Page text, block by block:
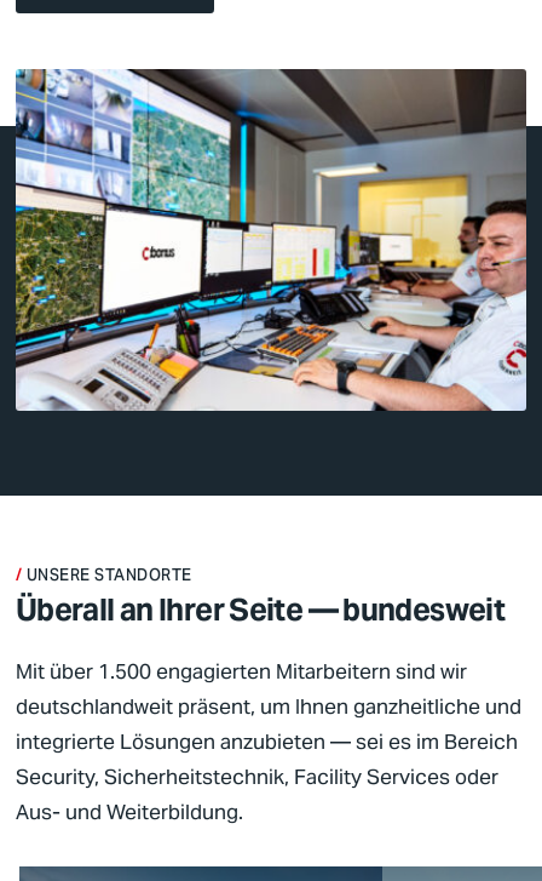
UNSERE STANDORTE
Überall an Ihrer Seite — bundesweit
Mit über 1.500 engagierten Mitarbeitern sind wir
deutschlandweit präsent, um Ihnen ganzheitliche und
integrierte Lösungen anzubieten — sei es im Bereich
Security, Sicherheitstechnik, Facility Services oder
Aus- und Weiterbildung.